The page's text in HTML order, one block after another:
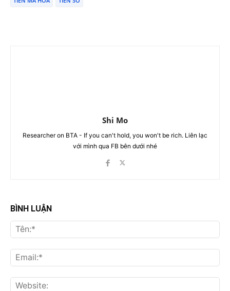
Shi Mo
Researcher on BTA - If you can't hold, you won't be rich. Liên lạc
với mình qua FB bên dưới nhé
BÌNH LUẬN